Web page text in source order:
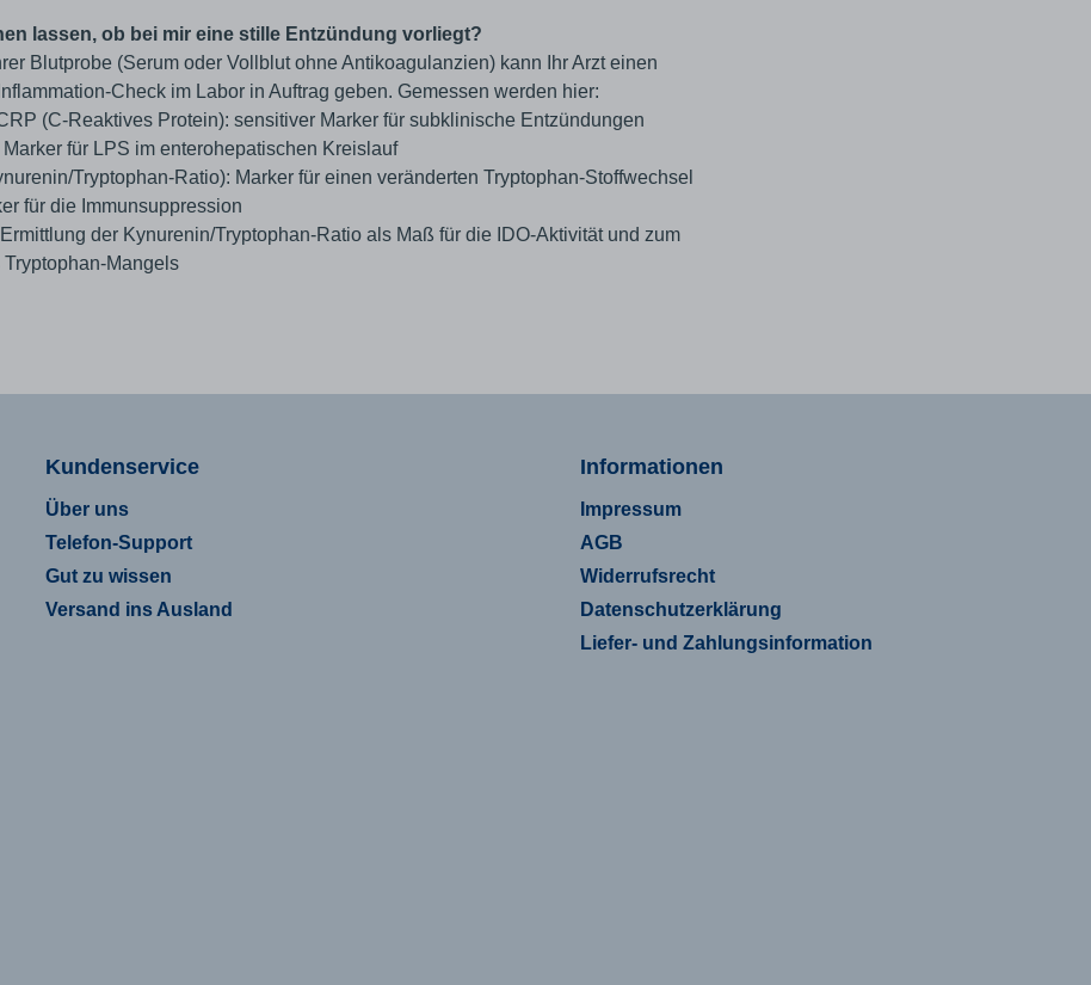
lassen, ob bei mir eine stille Entzündung vorliegt?
Blutprobe (Serum oder Vollblut ohne Antikoagulanzien) kann Ihr Arzt einen
Check im Labor in Auftrag geben. Gemessen werden hier:
(C-Reaktives Protein): sensitiver Marker für subklinische Entzündungen
für LPS im enterohepatischen Kreislauf
Tryptophan-Ratio): Marker für einen veränderten Tryptophan-Stoffwechsel
für die Immunsuppression
der Kynurenin/Tryptophan-Ratio als Maß für die IDO-Aktivität und zum
Mangels
Kundenservice
Über uns
Telefon-Support
Gut zu wissen
Versand ins Ausland
Informationen
Impressum
AGB
Widerrufsrecht
Datenschutzerklärung
Liefer- und Zahlungsinformation